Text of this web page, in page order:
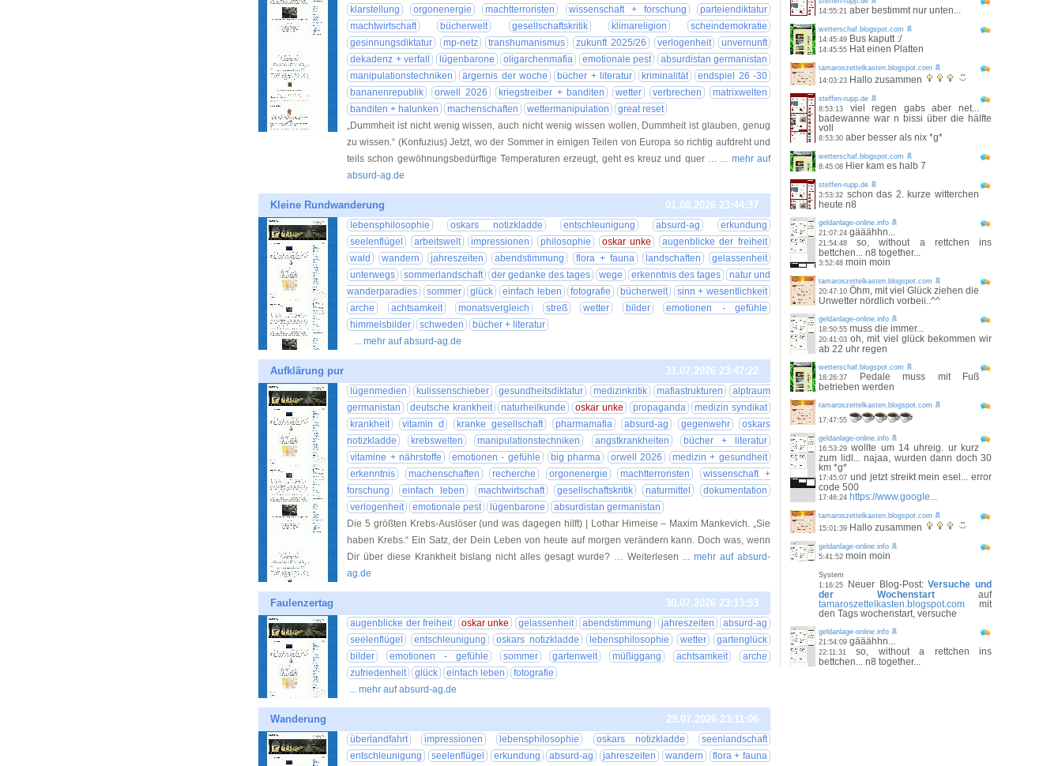
klarstellung
orgonenergie machtterroristen wissenschaft + forschung
parteiendiktatur
machtwirtschaft
bücherwelt gesellschaftskritik klimareligion
scheindemokratie
gesinnungsdiktatur
mp-netz transhumanismus zukunft 2025/26 verlogenheit
unvernunft
dekadenz + verfall
lügenbarone oligarchenmafia emotionale pest
absurdistan germanistan
manipulationstechniken
ärgernis der woche bücher + literatur kriminalität
endspiel 26 -30
bananenrepublik
orwell 2026 kriegstreiber + banditen wetter verbrechen
matrixwelten
banditen + halunken
machenschaften wettermanipulation
great reset
„Dummheit ist nicht wenig wissen, auch nicht wenig wissen wollen, Dummheit ist glauben, genug
zu wissen.“ (Konfuzius) Jetzt, wo der Sommer in einigen Teilen von Europa so richtig aufdreht und
teils schon gewöhnungsbedürftige Temperaturen erzeugt, geht es kreuz und quer … ... mehr auf
absurd-ag.de
Kleine Rundwanderung 01.08.2026 23:44:37
lebensphilosophie oskars notizkladde entschleunigung absurd-ag
erkundung
seelenflügel
arbeitswelt impressionen philosophie oskar unke
augenblicke der freiheit
wald
wandern jahreszeiten abendstimmung flora + fauna landschaften
gelassenheit
unterwegs
sommerlandschaft der gedanke des tages wege erkenntnis des tages
natur und
wanderparadies
sommer glück einfach leben fotografie bücherwelt
sinn + wesentlichkeit
arche
achtsamkeit monatsvergleich streß wetter bilder
emotionen - gefühle
himmelsbilder
schweden
bücher + literatur
... mehr auf absurd-ag.de
Aufklärung pur 31.07.2026 23:47:22
lügenmedien kulissenschieber gesundheitsdiktatur medizinkritik mafiastrukturen
alptraum
germanistan
deutsche krankheit naturheilkunde oskar unke propaganda
medizin syndikat
krankheit
vitamin d kranke gesellschaft pharmamafia absurd-ag gegenwehr
oskars
notizkladde
krebswelten manipulationstechniken angstkrankheiten
bücher + literatur
vitamine + nährstoffe
emotionen - gefühle big pharma orwell 2026
medizin + gesundheit
erkenntnis
machenschaften recherche orgonenergie machtterroristen
wissenschaft +
forschung
einfach leben machtwirtschaft gesellschaftskritik naturmittel
dokumentation
verlogenheit
emotionale pest lügenbarone
absurdistan germanistan
Die 5 größten Krebs-Auslöser (und was dagegen hilft) | Lothar Hirneise – Maxim Mankevich. „Sie
haben Krebs.“ Ein Satz, der Dein Leben von heute auf morgen verändern kann. Doch was, wenn
Dir über diese Krankheit bislang nicht alles gesagt wurde? … Weiterlesen ... mehr auf absurd-
ag.de
Faulenzertag 30.07.2026 23:13:53
augenblicke der freiheit oskar unke gelassenheit abendstimmung jahreszeiten
absurd-ag
seelenflügel
entschleunigung oskars notizkladde lebensphilosophie wetter
gartenglück
bilder
emotionen - gefühle sommer gartenwelt müßiggang achtsamkeit
arche
zufriedenheit
glück einfach leben
fotografie
... mehr auf absurd-ag.de
Wanderung 29.07.2026 23:11:06
überlandfahrt impressionen lebensphilosophie oskars notizkladde
seenlandschaft
entschleunigung
seelenflügel erkundung absurd-ag jahreszeiten wandern
flora + fauna
14:55:21 aber bestimmt nur unten...
wetterschaf.blogspot.com
14:45:49 Bus kaputt :/
14:45:55 Hat einen Platten
tamaroszettelkasten.blogspot.com
14:03:23 Hallo zusammen
steffen-rupp.de
8:53:13 viel regen gabs aber net...
badewanne war n bissi über die hälfte
voll
8:53:30 aber besser als nix *g*
wetterschaf.blogspot.com
8:45:08 Hier kam es halb 7
steffen-rupp.de
3:53:32 schon das 2. kurze witterchen
heute n8
geldanlage-online.info
21:07:24 gääähhn...
21:54:48so, without a rettchen ins
bettchen... n8 together...
3:52:48 moin moin
tamaroszettelkasten.blogspot.com
20:47:10 Öhm, mit viel Glück ziehen die
Unwetter nördlich vorbeii..^^
geldanlage-online.info
18:50:55 muss die immer...
20:41:03oh, mit viel glück bekommen wir
ab 22 uhr regen
wetterschaf.blogspot.com
18:26:37
Pedale muss mit Fuß
betrieben werden
tamaroszettelkasten.blogspot.com
17:47:55
geldanlage-online.info
16:53:29wollte um 14 uhreig. ur kurz
zum lidl... najaa, wurden dann doch 30
km *g*
17:45:07 und jetzt streikt mein esel... error
code 500
17:46:24 https://www.google...
tamaroszettelkasten.blogspot.com
15:01:39 Hallo zusammen
geldanlage-online.info
5:41:52 moin moin
System
1:16:25
Neuer Blog-Post:Versuche und
der Wochenstart auf
tamaroszettelkasten.blogspot.com mit
den Tags wochenstart, versuche
geldanlage-online.info
21:54:09 gääähhn...
22:11:31so, without a rettchen ins
bettchen... n8 together...